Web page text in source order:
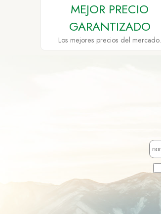
MEJOR PRECIO
GARANTIZADO
Los mejores precios del mercado.